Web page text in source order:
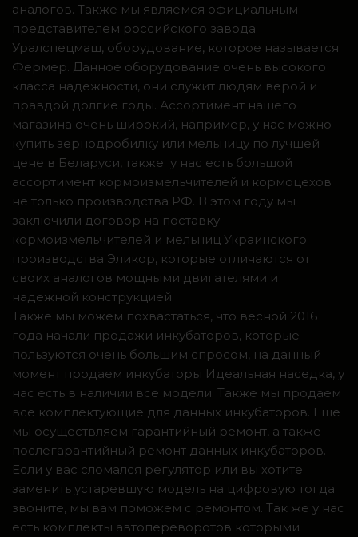
аналогов. Также мы являемся официальным
представителем российского завода
Уралспецмаш, оборудование, которое называется
Фермер. Данное оборудование очень высокого
класса надежности, они служит людям верой и
правдой долгие годы. Ассортимент нашего
магазина очень широкий, например, у нас можно
купить зернодробилку или мельницу по лучшей
цене в Беларуси, также у нас есть большой
ассортимент кормоизмельчителей и кормоцехов
не только производства РФ. В этом году мы
заключили договор на поставку
кормоизмельчителей и мельниц Украинского
производства Эликор, которые отличаются от
своих аналогов мощными двигателями и
надежной конструкцией.
Также мы можем похвастаться, что весной 2016
года начали продажи инкубаторов, которые
пользуются очень большим спросом, на данный
момент продаем инкубаторы Идеальная наседка, у
нас есть в наличии все модели. Также мы продаем
все комплектующие для данных инкубаторов. Ещё
мы осуществляем гарантийный ремонт, а также
послегарантийный ремонт данных инкубаторов.
Если у вас сломался регулятор или вы хотите
заменить устаревшую модель на цифровую тогда
звоните, мы вам поможем с ремонтом. Так же у нас
есть комплекты автопереворотов которыми